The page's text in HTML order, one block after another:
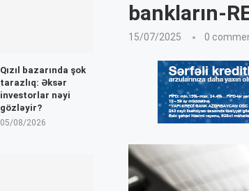
bankların-
15/07/2025 0
Qızıl bazarında şok
tarazlıq: Əksər
investorlar nəyi
gözləyir?
05/08/2026